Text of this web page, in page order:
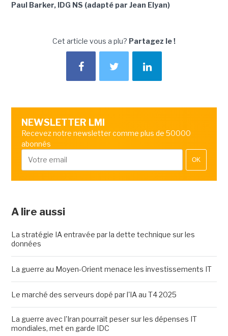
Paul Barker, IDG NS (adapté par Jean Elyan)
Cet article vous a plu? Partagez le !
NEWSLETTER LMI
Recevez notre newsletter comme plus de 50000
abonnés
OK
A lire aussi
La stratégie IA entravée par la dette technique sur les
données
La guerre au Moyen-Orient menace les investissements IT
Le marché des serveurs dopé par l'IA au T4 2025
La guerre avec l'Iran pourrait peser sur les dépenses IT
mondiales, met en garde IDC